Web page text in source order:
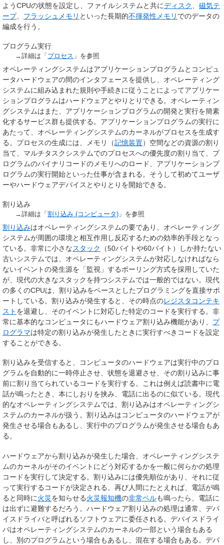
ようCPUの状態を設定し、ファイルシステムと共にディスク
磁気テ
ープ、 フラッシュメモリ といった長期的不揮発性メモリ でのデータの
編成を行う。
プログラム実行
→詳細は「 プロセス 」を参照
オペレーティングシステムはアプリケーションプログラムとコンピュ
ータハードウェアの間のインタフェースを提供し、オペレーティング
システムに組み込まれた規則や手続きに従うことによってアプリケー
ションプログラムはハードウェアとやりとりできる。オペレーティン
グシステムはまた、アプリケーションプログラムの開発と実行を簡素
化するサービス群も提供する。アプリケーションプログラムの実行に
あたって、オペレーティングシステムのカーネルがプロセスを生成す
る。プロセスの生成には、メモリ（記憶装置）空間などの資源の割り
当て、マルチタスクシステムでのプロセスへの優先度の割り当て、プ
ログラムのバイナリコードのメモリへのロード、アプリケーションプ
ログラムの実行開始といった仕事が含まれる。そうして初めてユーザ
ーやハードウェアデバイスとやりとりを開始できる。
割り込み
→詳細は「割り込み (コンピュータ) 」を参照
割り込みはオペレーティングシステムの要であり、オペレーティング
システムが周囲の環境と相互作用し反応するための効率的手段となっ
ている。非常に小さなスタック
（50バイトや60バイト）しか持たない
古いシステムでは、オペレーティングシステムが対応しなければなら
ないイベントの発生源を「監視」するポーリング方式を採用していた
が、現代の大きなスタックを持つシステムでは一般的ではない。現代
の多くのCPUは、割り込みをベースとしたプログラミングを直接サポ
ートしている。割り込みが発生すると、その時点のレジスタコンテキ
スト を退避し、そのイベントに対応した特定のコードを実行する。非
常に基本的なコンピュータにもハードウェア割り込み機能があり、 プ
ログラマは特定の割り込みが発生したときに実行すべきコードを設定
することができる。
割り込みを受信すると、コンピュータのハードウェアは実行中のプロ
グラムを自動的に一時停止させ、状態を退避させ、その割り込みに事
前に割り当てられているコードを実行する。これは例えば読書中に電
話が鳴ったとき、本にしおりを挟み、電話に出るのに似ている。現代
的なオペレーティングシステムでは、割り込みはオペレーティングシ
ステムのカーネルが扱う。割り込みはコンピュータのハードウェアが
発生させる場合もあるし、実行中のプログラムが発生させる場合もあ
る。
ハードウェアから割り込みが発生した場合、オペレーティングシステ
ムのカーネルがそのイベントにどう対応するかを一般に何らかの処理
コードを実行して決定する。割り込みには優先順位があり、それに従
って実行するコードが決定される。再び人間にたとえれば、電話が鳴
ると同時に火災を知らせる火災報知機の非常ベルも鳴ったら、電話に
は出ずに避難するだろう。ハードウェア割り込みの処理は通常、デバ
イスドライバと呼ばれるソフトウェアに委任される。デバイスドライ
バはオペレーティングシステムのカーネルの一部という場合もある
し、別のプログラムという場合もあるし、混在する場合もある。デバ